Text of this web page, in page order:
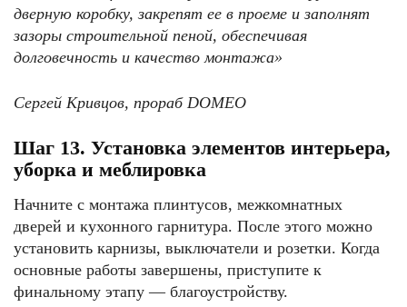
дверную коробку, закрепят ее в проеме и заполнят
зазоры строительной пеной, обеспечивая
долговечность и качество монтажа»
Сергей Кривцов, прораб DOMEO
Шаг 13. Установка элементов интерьера,
уборка и меблировка
Начните с монтажа плинтусов, межкомнатных
дверей и кухонного гарнитура. После этого можно
установить карнизы, выключатели и розетки. Когда
основные работы завершены, приступите к
финальному этапу — благоустройству.